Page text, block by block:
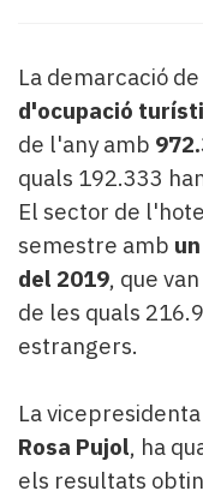
patrocinat
Lo
més
llegit...
Editorial
La demarcació
d'ocupació
de l'any amb
quals 192.333
El sector de
semestre amb
del 2019, que
de les quals
estrangers.
La
Rosa Pujol, ha
els resultats